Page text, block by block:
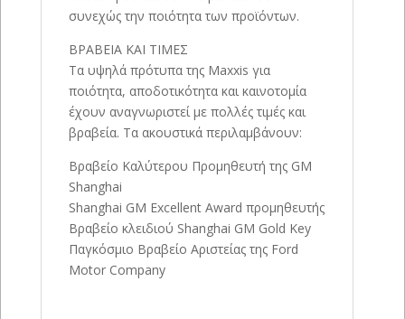
συνεχώς την ποιότητα των προϊόντων.
ΒΡΑΒΕΙΑ ΚΑΙ ΤΙΜΕΣ
Τα υψηλά πρότυπα της Maxxis για
ποιότητα, αποδοτικότητα και καινοτομία
έχουν αναγνωριστεί με πολλές τιμές και
βραβεία. Τα ακουστικά περιλαμβάνουν:
Βραβείο Καλύτερου Προμηθευτή της GM
Shanghai
Shanghai GM Excellent Award προμηθευτής
Βραβείο κλειδιού Shanghai GM Gold Key
Παγκόσμιο Βραβείο Αριστείας της Ford
Motor Company